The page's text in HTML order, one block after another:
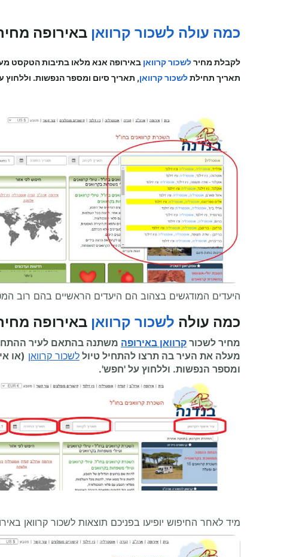
כמה עולה לשכור קרוואן באירופה
לקבלת מחירלשכור קרוואן באירופה אנא מלאו בתיבות הטקסט
תאריך תחילתלשכור קרוואן, תאריך סיום ומספר הנפשות.
היעדים המודגשים בצהוב הם היעדים הראשיים בהם רוב
כמה עולה לשכור קרוואן באירופה
מחיר לשכור קרוואן באירופה משתנה בהתאם לעיר
מעלה את העיר בה תרצו להתחיל טיול לשכור קרוואן (או
ומספר הנפשות. וללחוץ על 'חפש'.
מיד לאחר החיפוש יופיעו בפניכם תוצאות לשכור קרוואן